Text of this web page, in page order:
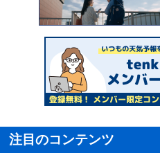
注目のコンテンツ